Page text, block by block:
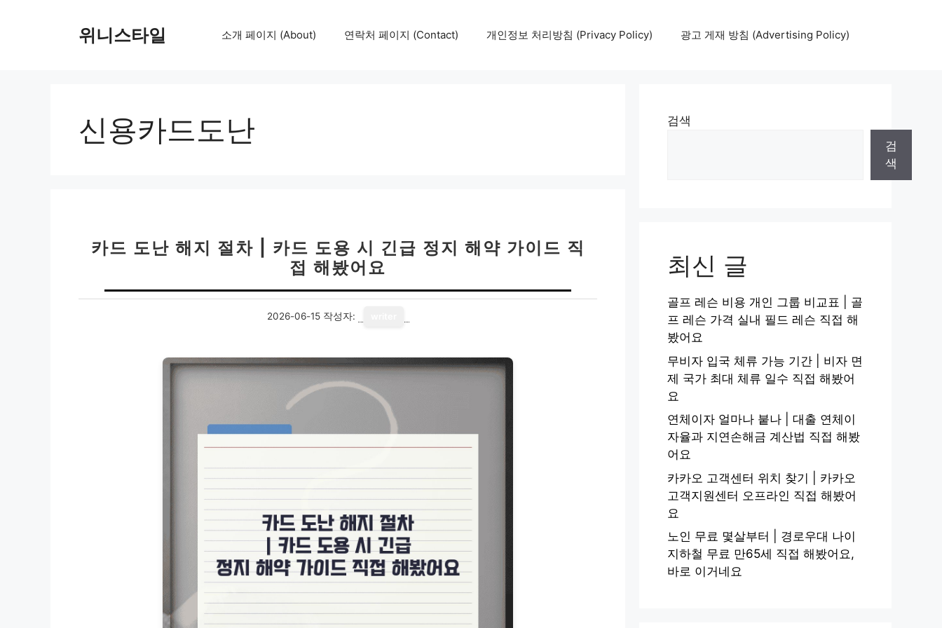
위니스타일 소개 페이지 (About) 연락처 페이지 (Contact) 개인정보 처리방침 (Privacy Policy) 광고 게재 방침 (Advertising Policy)
신용카드도난
카드 도난 해지 절차 | 카드 도용 시 긴급 정지 해약 가이드 직
접 해봤어요
2026-06-15 작성자:
검색
검
색
최신 글
골프 레슨 비용 개인 그룹 비교표 | 골
프 레슨 가격 실내 필드 레슨 직접 해
봤어요
무비자 입국 체류 가능 기간 | 비자 면
제 국가 최대 체류 일수 직접 해봤어
요
연체이자 얼마나 붙나 | 대출 연체이
자율과 지연손해금 계산법 직접 해봤
어요
카카오 고객센터 위치 찾기 | 카카오
고객지원센터 오프라인 직접 해봤어
요
노인 무료 몇살부터 | 경로우대 나이
지하철 무료 만65세 직접 해봤어요,
바로 이거네요